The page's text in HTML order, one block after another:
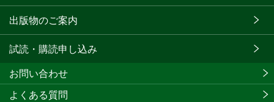
出版物のご案内
試読・購読申し込み
お問い合わせ
よくある質問